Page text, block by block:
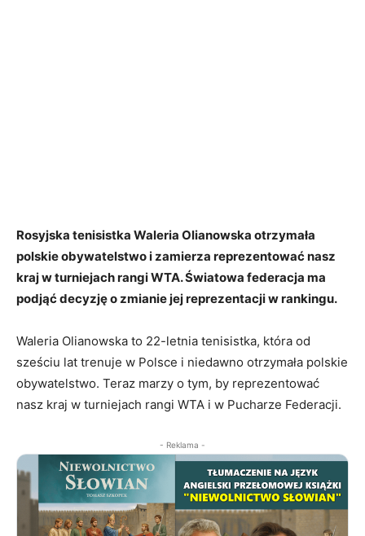
Rosyjska tenisistka Waleria Olianowska otrzymała
polskie obywatelstwo i zamierza reprezentować nasz
kraj w turniejach rangi WTA. Światowa federacja ma
podjąć decyzję o zmianie jej reprezentacji w rankingu.
Waleria Olianowska to 22-letnia tenisistka, która od
sześciu lat trenuje w Polsce i niedawno otrzymała polskie
obywatelstwo. Teraz marzy o tym, by reprezentować
nasz kraj w turniejach rangi WTA i w Pucharze Federacji.
- Reklama -